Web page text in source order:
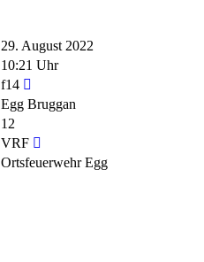
29. August 2022
10:21 Uhr
f14
Egg Bruggan
12
VRF
Ortsfeuerwehr Egg